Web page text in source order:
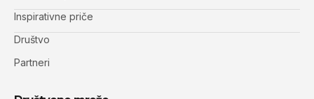
Inspirativne priče
Društvo
Partneri